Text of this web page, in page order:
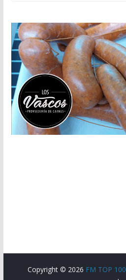
Copyright © 2026 FM TOP 100